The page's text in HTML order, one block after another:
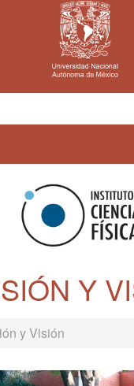
Y
y Visión